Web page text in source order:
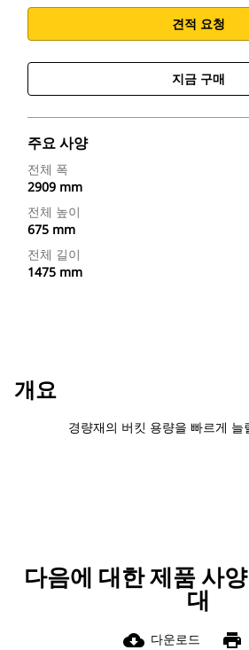
견적 요청
지금 구매
주요 사양
전체 폭
2909 mm
전체 높이
675 mm
전체 길이
1475 mm
개요
경량재의 버킷 용량을 빠르게 늘
다음에 대한 제품 사
대
cloud_download 다운로드 print